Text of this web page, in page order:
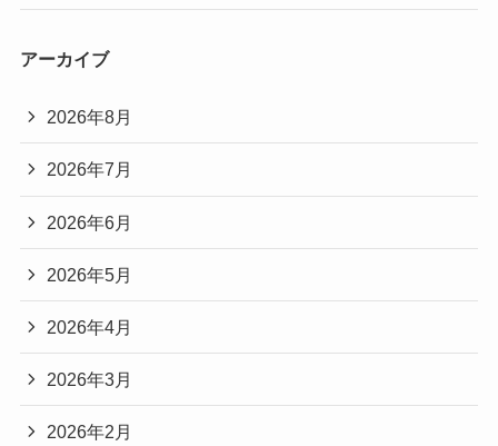
アーカイブ
2026年8月
2026年7月
2026年6月
2026年5月
2026年4月
2026年3月
2026年2月